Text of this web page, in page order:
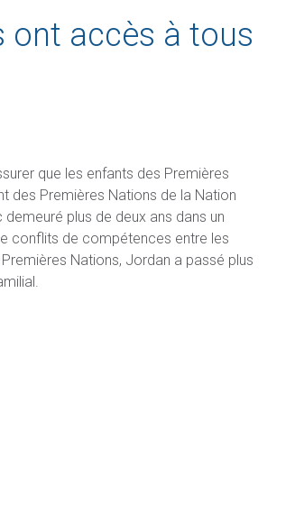
ont accès à tous
que les enfants des Premières
des Premières Nations de la Nation
plus de deux ans dans un
conflits de compétences entre les
Nations, Jordan a passé plus